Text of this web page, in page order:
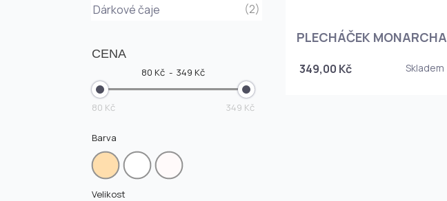
Dárkové čaje
(2)
CENA
80 Kč 349 Kč
80 Kč 349 Kč
Barva
Velikost
PLECHÁČEK MONARCHA
349,00 Kč Skladem